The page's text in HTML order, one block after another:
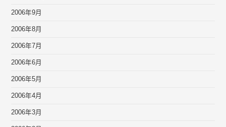
2006年9月
2006年8月
2006年7月
2006年6月
2006年5月
2006年4月
2006年3月